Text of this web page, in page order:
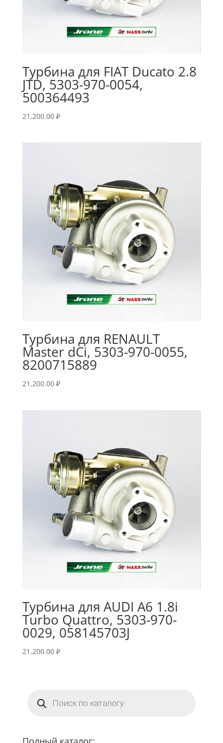
Турбина для FIAT Ducato 2.8
JTD, 5303-970-0054,
500364493
21,200.00 ₽
Турбина для RENAULT
Master dCi, 5303-970-0055,
8200715889
21,200.00 ₽
Турбина для AUDI A6 1.8i
Turbo Quattro, 5303-970-
0029, 058145703J
21,200.00 ₽
товаров